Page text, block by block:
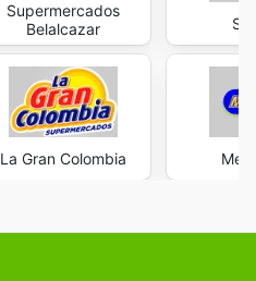
Supermercados
Belalcazar
La Gran Colombia